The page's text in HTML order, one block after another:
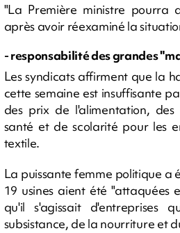
"La Première ministre pourra
après avoir réexaminé la
- responsabilité des grandes
Les syndicats affirment que la
cette semaine est insuffisante
des prix de l'alimentation,
santé et de scolarité pour les
textile.
La puissante femme politique a
19 usines aient été "attaquées
qu'il s'agissait d'entreprises
subsistance, de la nourriture et